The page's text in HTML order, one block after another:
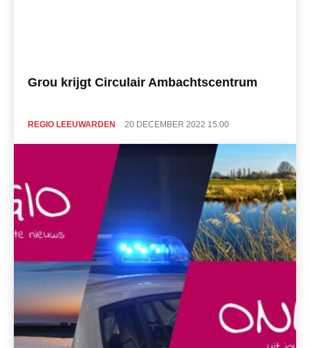
Grou krijgt Circulair Ambachtscentrum
REGIO LEEUWARDEN 20 DECEMBER 2022 15:00